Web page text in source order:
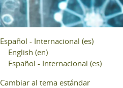
Español - Internacional ‎(es)‎
English ‎(en)‎
Español - Internacional ‎(es)‎
Cambiar al tema estándar